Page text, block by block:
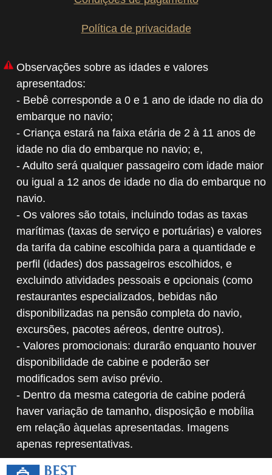
Política de privacidade
Observações sobre as idades e valores
apresentados:
- Bebê corresponde a 0 e 1 ano de idade no dia do
embarque no navio;
- Criança estará na faixa etária de 2 à 11 anos de
idade no dia do embarque no navio; e,
- Adulto será qualquer passageiro com idade maior
ou igual a 12 anos de idade no dia do embarque no
navio.
- Os valores são totais, incluindo todas as taxas
marítimas (taxas de serviço e portuárias) e valores
da tarifa da cabine escolhida para a quantidade e
perfil (idades) dos passageiros escolhidos, e
excluindo atividades pessoais e opcionais (como
restaurantes especializados, bebidas não
disponibilizadas na pensão completa do navio,
excursões, pacotes aéreos, dentre outros).
- Valores promocionais: durarão enquanto houver
disponibilidade de cabine e poderão ser
modificados sem aviso prévio.
- Dentro da mesma categoria de cabine poderá
haver variação de tamanho, disposição e mobília
em relação àquelas apresentadas. Imagens
apenas representativas.